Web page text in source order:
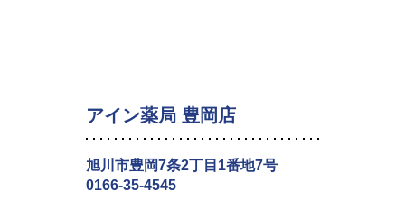
アイン薬局 豊岡店
旭川市豊岡7条2丁目1番地7号
0166-35-4545